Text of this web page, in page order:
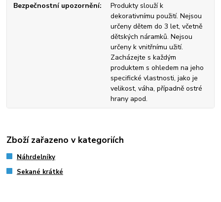
Bezpečnostní upozornění
Produkty slouží k
dekorativnímu použití. Nejsou
určeny dětem do 3 let, včetně
dětských náramků. Nejsou
určeny k vnitřnímu užití.
Zacházejte s každým
produktem s ohledem na jeho
specifické vlastnosti, jako je
velikost, váha, případně ostré
hrany apod.
Zboží zařazeno v kategoriích
Náhrdelníky
Sekané krátké